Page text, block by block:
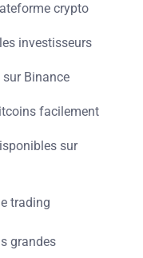
crypto
investisseurs
sur Binance
facilement
sur
trading
grandes